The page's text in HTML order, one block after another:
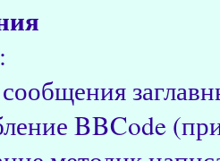
BBCode